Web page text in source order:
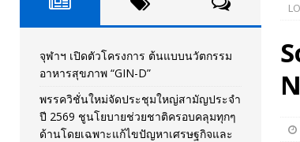
เมย.2569
AUTO NEWS
[ February 10, 2026 ] นครปฐมส้มไม่แผ่ว แต่
วันที่สายอนุรักษ์นิยมเลิกรบกันเอง
PR NEWS
[ November 26, 2025 ] i-Motor เปิดตัว
[ April 30, 2026 ] จุฬาฯ เปิดตัวโครงการ ต้น
จุฬาฯ เปิดตัวโครงการ ต้นแบบนวัตกรรม
อาหารสุขภาพ “GIN-D”
พรรควิชั่นใหม่จัดประชุมใหญ่สามัญประจำ
ปี 2569 ชูนโยบายช่วยชาติครอบคลุมทุกๆ
ด้านโดยเฉพาะแก้ไขปัญหาเศรษฐกิจและ